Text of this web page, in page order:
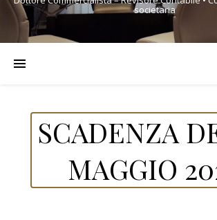
societaria
SCADENZA
MAGGIO